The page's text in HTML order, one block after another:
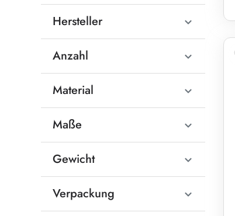
Hersteller
Anzahl
Material
Maße
Gewicht
Verpackung